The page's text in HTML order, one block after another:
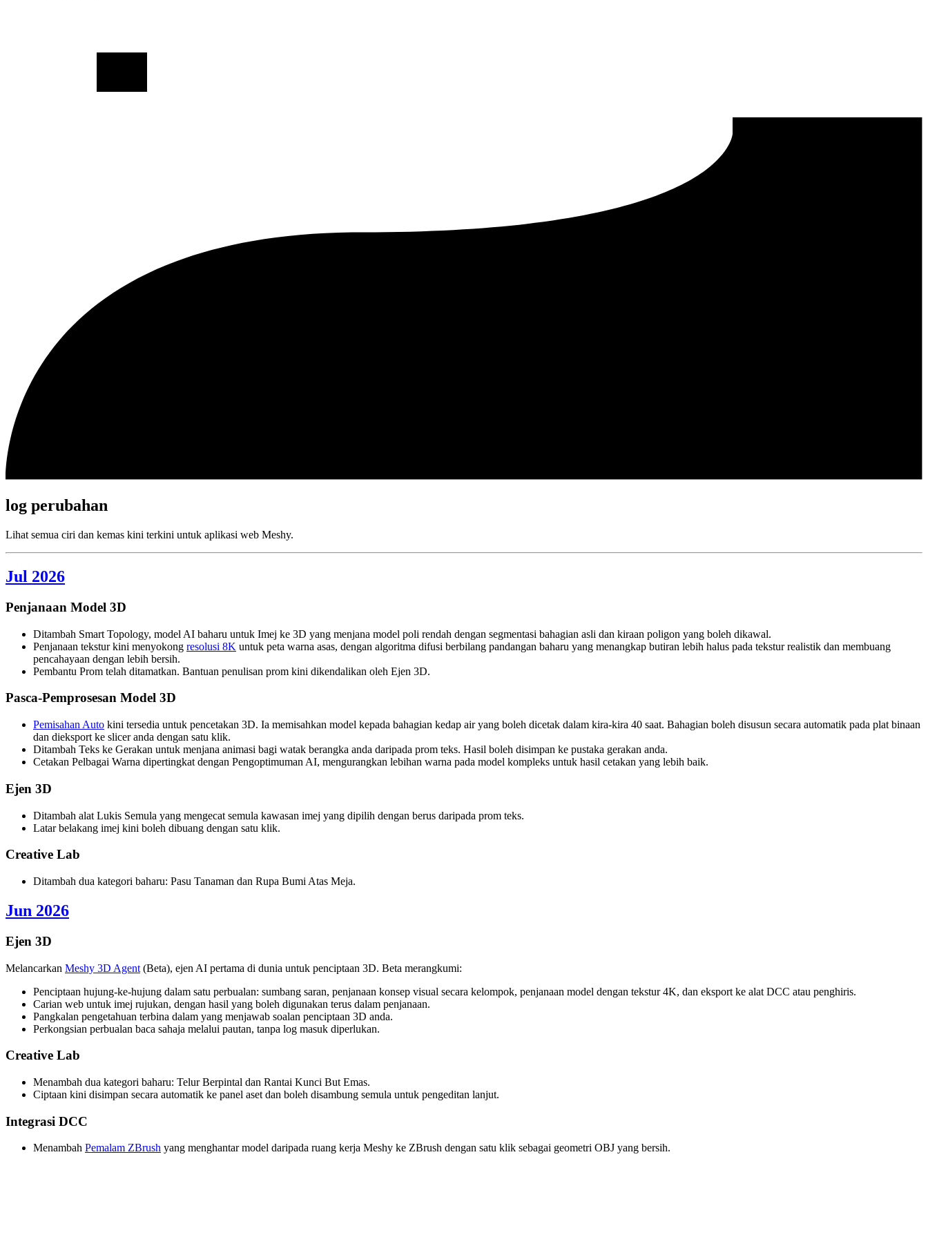
log perubahan
Lihat semua ciri dan kemas kini terkini untuk aplikasi web Meshy.
Jul 2026
Penjanaan Model 3D
Ditambah Smart Topology, model AI baharu untuk Imej ke 3D yang menjana model poli rendah dengan segmentasi bahagian asli dan kiraan poligon yang boleh dikawal.
Penjanaan tekstur kini menyokong resolusi 8K untuk peta warna asas, dengan algoritma difusi berbilang pandangan baharu yang menangkap butiran lebih halus pada tekstur realistik dan membuang
pencahayaan dengan lebih bersih.
Pembantu Prom telah ditamatkan. Bantuan penulisan prom kini dikendalikan oleh Ejen 3D.
Pasca-Pemprosesan Model 3D
Pemisahan Auto kini tersedia untuk pencetakan 3D. Ia memisahkan model kepada bahagian kedap air yang boleh dicetak dalam kira-kira 40 saat. Bahagian boleh disusun secara automatik pada plat binaan
dan dieksport ke slicer anda dengan satu klik.
Ditambah Teks ke Gerakan untuk menjana animasi bagi watak berangka anda daripada prom teks. Hasil boleh disimpan ke pustaka gerakan anda.
Cetakan Pelbagai Warna dipertingkat dengan Pengoptimuman AI, mengurangkan lebihan warna pada model kompleks untuk hasil cetakan yang lebih baik.
Ejen 3D
Ditambah alat Lukis Semula yang mengecat semula kawasan imej yang dipilih dengan berus daripada prom teks.
Latar belakang imej kini boleh dibuang dengan satu klik.
Creative Lab
Ditambah dua kategori baharu: Pasu Tanaman dan Rupa Bumi Atas Meja.
Jun 2026
Ejen 3D
Melancarkan Meshy 3D Agent (Beta), ejen AI pertama di dunia untuk penciptaan 3D. Beta merangkumi:
Penciptaan hujung-ke-hujung dalam satu perbualan: sumbang saran, penjanaan konsep visual secara kelompok, penjanaan model dengan tekstur 4K, dan eksport ke alat DCC atau penghiris.
Carian web untuk imej rujukan, dengan hasil yang boleh digunakan terus dalam penjanaan.
Pangkalan pengetahuan terbina dalam yang menjawab soalan penciptaan 3D anda.
Perkongsian perbualan baca sahaja melalui pautan, tanpa log masuk diperlukan.
Creative Lab
Menambah dua kategori baharu: Telur Berpintal dan Rantai Kunci But Emas.
Ciptaan kini disimpan secara automatik ke panel aset dan boleh disambung semula untuk pengeditan lanjut.
Integrasi DCC
Menambah Pemalam ZBrush yang menghantar model daripada ruang kerja Meshy ke ZBrush dengan satu klik sebagai geometri OBJ yang bersih.